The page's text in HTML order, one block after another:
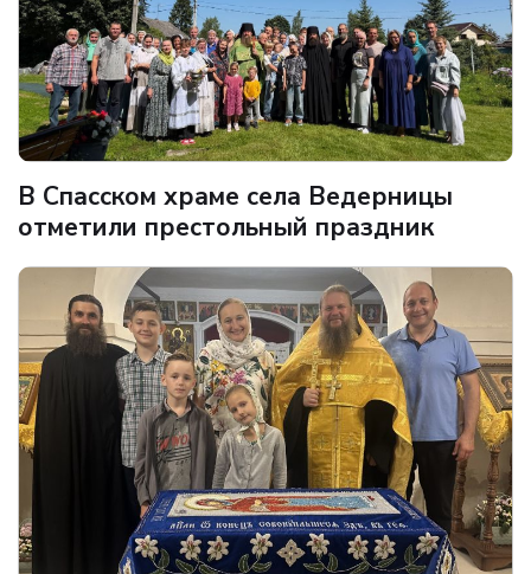
В Спасском храме села Ведерницы
отметили престольный праздник